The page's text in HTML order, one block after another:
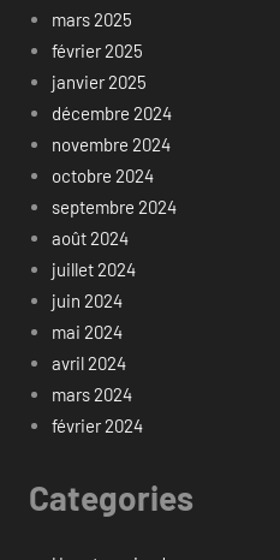
mars 2025
février 2025
janvier 2025
décembre 2024
novembre 2024
octobre 2024
septembre 2024
août 2024
juillet 2024
juin 2024
mai 2024
avril 2024
mars 2024
février 2024
Categories